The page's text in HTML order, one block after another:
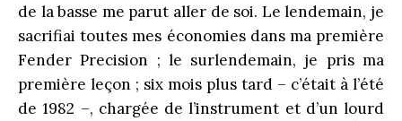
de la basse me parut aller de soi. Le lendemain, je
sacrifiai toutes mes économies dans ma première
Fender Precision ; le surlendemain, je pris ma
première leçon ; six mois plus tard – c’était à l’été
de 1982 –, chargée de l’instrument et d’un lourd